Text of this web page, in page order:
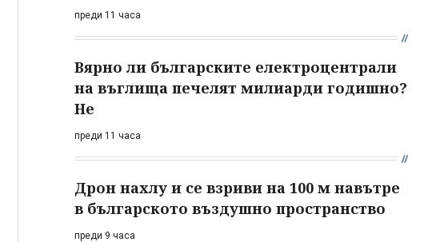
преди 11 часа
Вярно ли българските електроцентрали
на въглища печелят милиарди годишно?
Не
преди 11 часа
Дрон нахлу и се взриви на 100 м навътре
в българското въздушно пространство
преди 9 часа